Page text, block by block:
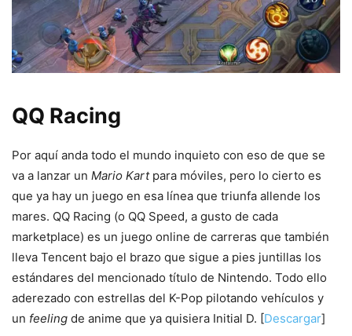
QQ Racing
Por aquí anda todo el mundo inquieto con eso de que se
va a lanzar un Mario Kartpara móviles, pero lo cierto es
que ya hay un juego en esa línea que triunfa allende los
mares. QQ Racing (o QQ Speed, a gusto de cada
marketplace) es un juego online de carreras que también
lleva Tencent bajo el brazo que sigue a pies juntillas los
estándares del mencionado título de Nintendo. Todo ello
aderezado con estrellas del K-Pop pilotando vehículos y
un feeling de anime que ya quisiera Initial D. [Descargar]